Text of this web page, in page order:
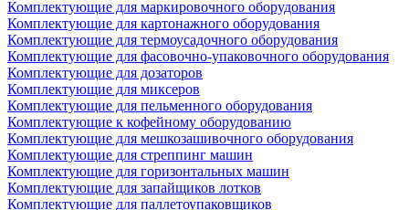
Комплектующие для маркировочного оборудования
Комплектующие для картонажного оборудования
Комплектующие для термоусадочного оборудования
Комплектующие для фасовочно-упаковочного оборудования
Комплектующие для дозаторов
Комплектующие для миксеров
Комплектующие для пельменного оборудования
Комплектующие к кофейному оборудованию
Комплектующие для мешкозашивочного оборудования
Комплектующие для стреппинг машин
Комплектующие для горизонтальных машин
Комплектующие для запайщиков лотков
Комплектующие для паллетоупаковщиков